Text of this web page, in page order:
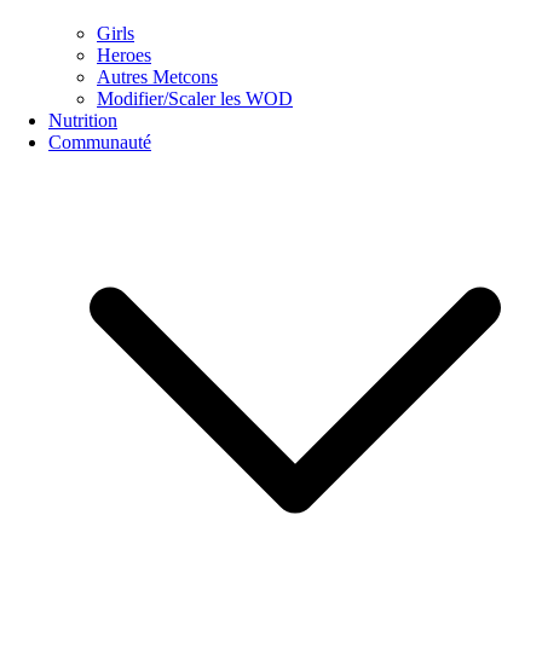
Girls
Heroes
Autres Metcons
Modifier/Scaler les WOD
Nutrition
Communauté